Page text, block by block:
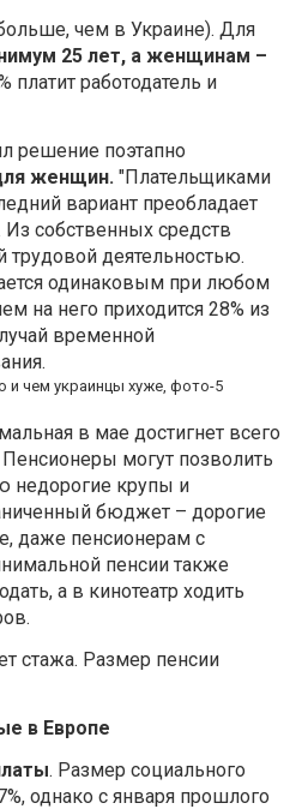
чем в Украине). Для
25 лет, а женщинам –
платит работодатель и
решение поэтапно
женщин. "Плательщиками
вариант преобладает
собственных средств
деятельностью.
одинаковым при любом
на него приходится 28% из
временной
в мае достигнет всего
могут позволить
недорогие крупы и
бюджет – дорогие
даже пенсионерам с
пенсии также
а в кинотеатр ходить
стажа. Размер пенсии
в Европе
. Размер социального
однако с января прошлого